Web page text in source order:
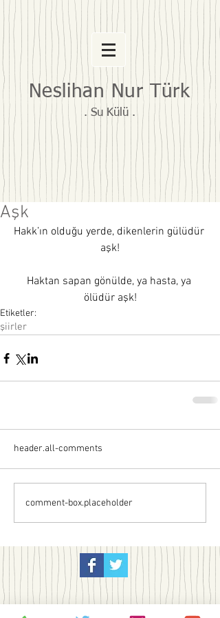
Neslihan Nur Türk
. Su Külü .
Aşk
Hakk’ın olduğu yerde, dikenlerin gülüdür
aşk!
Haktan sapan gönülde, ya hasta, ya
ölüdür aşk!
Etiketler:
şiirler
header.all-comments
comment-box.placeholder